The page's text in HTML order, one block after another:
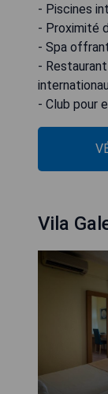
- Piscines
- Proximité
- Spa
-
- Club pour
Vila